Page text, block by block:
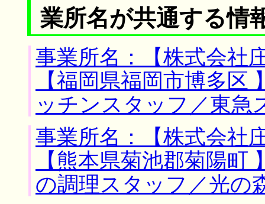
業所名が共通する情
事業所名：【株式会社
【福岡県福岡市博多
ッチンスタッフ／東急
事業所名：【株式会社
【熊本県菊池郡菊陽
の調理スタッフ／光の